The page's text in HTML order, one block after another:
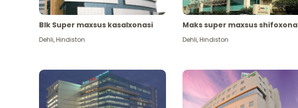
Blk Super maxsus kasalxonasi
Dehli,Hindiston
Maks super maxsus shifoxona
Dehli,Hindiston